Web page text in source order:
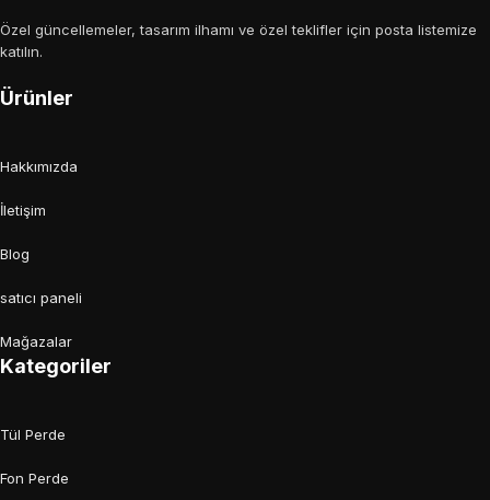
Özel güncellemeler, tasarım ilhamı ve özel teklifler için posta listemize
katılın.
Ürünler
Hakkımızda
İletişim
Blog
satıcı paneli
Mağazalar
Kategoriler
Tül Perde
Fon Perde